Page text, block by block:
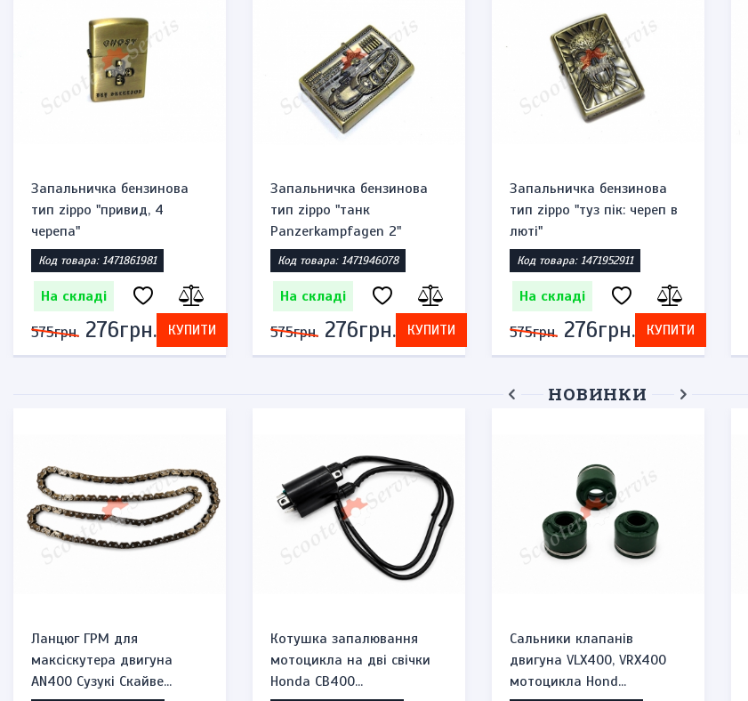
Запальничка бензинова
тип zippo "привид, 4
черепа"
Код товара: 1471861981
На складі
575грн. 276грн. КУПИТИ
Запальничка бензинова
тип zippo "танк
Panzerkampfagen 2"
Код товара: 1471946078
На складі
575грн. 276грн. КУПИТИ
Запальничка бензинова
тип zippo "туз пік: череп в
люті"
Код товара: 1471952911
На складі
575грн. 276грн. КУПИТИ
НОВИНКИ
Ланцюг ГРМ для
максіскутера двигуна
AN400 Сузукі Скайве...
Котушка запалювання
мотоцикла на дві свічки
Honda CB400...
Сальники клапанів
двигуна VLX400, VRX400
мотоцикла Hond...